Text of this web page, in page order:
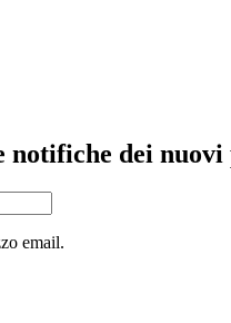
dei nuovi
email.